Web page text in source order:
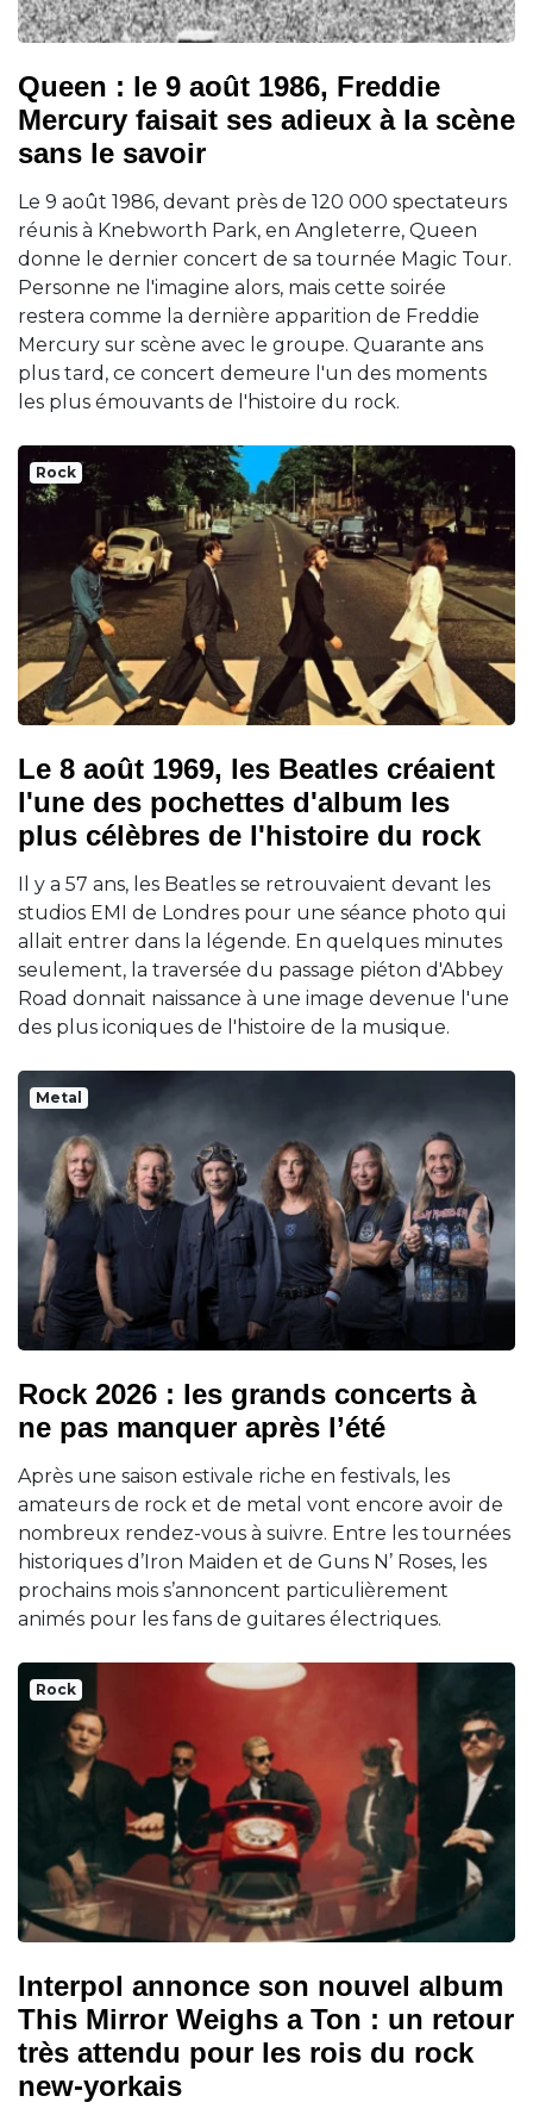
Queen : le 9 août 1986, Freddie
Mercury faisait ses adieux à la scène
sans le savoir
Le 9 août 1986, devant près de 120 000 spectateurs
réunis à Knebworth Park, en Angleterre, Queen
donne le dernier concert de sa tournée Magic Tour.
Personne ne l'imagine alors, mais cette soirée
restera comme la dernière apparition de Freddie
Mercury sur scène avec le groupe. Quarante ans
plus tard, ce concert demeure l'un des moments
les plus émouvants de l'histoire du rock.
Rock
Le 8 août 1969, les Beatles créaient
l'une des pochettes d'album les
plus célèbres de l'histoire du rock
Il y a 57 ans, les Beatles se retrouvaient devant les
studios EMI de Londres pour une séance photo qui
allait entrer dans la légende. En quelques minutes
seulement, la traversée du passage piéton d'Abbey
Road donnait naissance à une image devenue l'une
des plus iconiques de l'histoire de la musique.
Metal
Rock 2026 : les grands concerts à
ne pas manquer après l’été
Après une saison estivale riche en festivals, les
amateurs de rock et de metal vont encore avoir de
nombreux rendez-vous à suivre. Entre les tournées
historiques d’Iron Maiden et de Guns N’ Roses, les
prochains mois s’annoncent particulièrement
animés pour les fans de guitares électriques.
Rock
Interpol annonce son nouvel album
This Mirror Weighs a Ton : un retour
très attendu pour les rois du rock
new-yorkais